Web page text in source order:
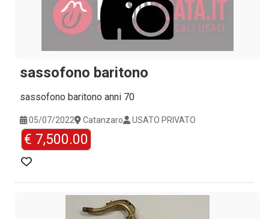
sassofono baritono
sassofono baritono anni 70
05/07/2022 Catanzaro USATO PRIVATO
€ 7,500.00